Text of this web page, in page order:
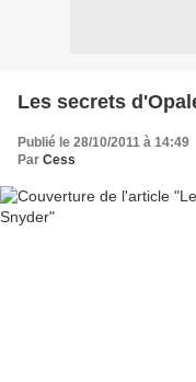
Les secrets
Publié le 28/10/2011 à 14:49
Par Cess